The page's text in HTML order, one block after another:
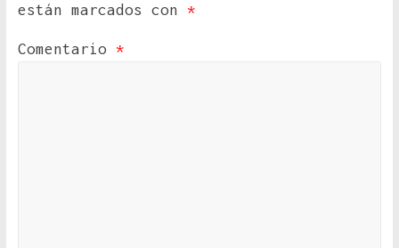
están marcados con *
Comentario *